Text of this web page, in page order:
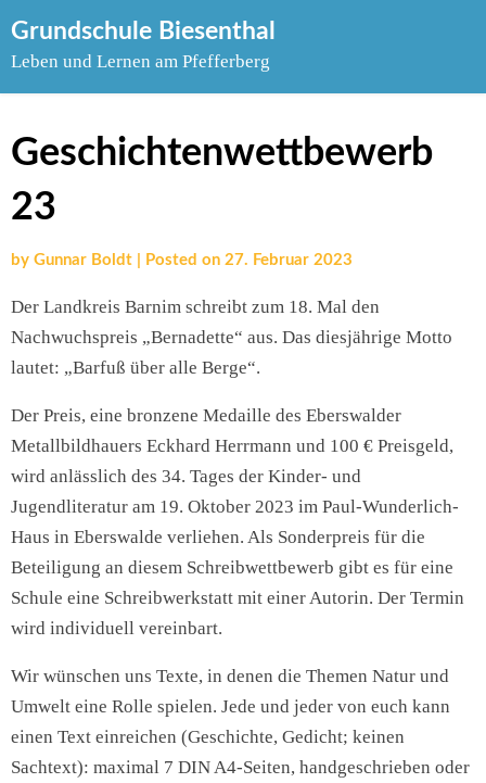
to
Grundschule Biesenthal
Leben und Lernen am Pfefferberg
Geschichtenwettbewerb
23
by Gunnar Boldt Posted on 27. Februar 2023
Der Landkreis Barnim schreibt zum 18. Mal den
Nachwuchspreis „Bernadette“ aus. Das diesjährige Motto
lautet: „Barfuß über alle Berge“.
Der Preis, eine bronzene Medaille des Eberswalder
Metallbildhauers Eckhard Herrmann und 100 € Preisgeld,
wird anlässlich des 34. Tages der Kinder- und
Jugendliteratur am 19. Oktober 2023 im Paul-Wunderlich-
Haus in Eberswalde verliehen. Als Sonderpreis für die
Beteiligung an diesem Schreibwettbewerb gibt es für eine
Schule eine Schreibwerkstatt mit einer Autorin. Der Termin
wird individuell vereinbart.
Wir wünschen uns Texte, in denen die Themen Natur und
Umwelt eine Rolle spielen. Jede und jeder von euch kann
einen Text einreichen (Geschichte, Gedicht; keinen
Sachtext): maximal 7 DIN A4-Seiten, handgeschrieben oder